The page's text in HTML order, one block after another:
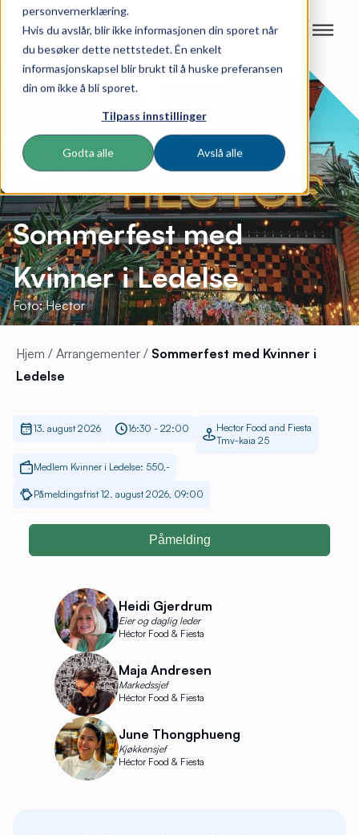
personvernerklæring.
Hvis du avslår, blir ikke informasjonen din sporet når
du besøker dette nettstedet. Én enkelt
informasjonskapsel blir brukt til å huske preferansen
din om ikke å bli sporet.
Tilpass innstillinger
Godta alle Avslå alle
Sommerfest med
Kvinner i Ledelse
Foto: Hector
Hjem / Arrangementer / Sommerfest med Kvinner i
Ledelse
13. august 2026 16:30 - 22:00
Hector Food and Fiesta
Tmv-kaia 25
Medlem Kvinner i Ledelse: 550,-
Påmeldingsfrist 12. august 2026, 09:00
Påmelding
Heidi Gjerdrum
Eier og daglig leder
Héctor Food & Fiesta
Maja Andresen
Markedssjef
Héctor Food & Fiesta
June Thongphueng
Kjøkkensjef
Héctor Food & Fiesta